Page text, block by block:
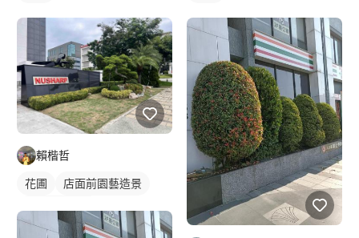
賴楷哲
花圃
店面前園藝造景
室外園藝造景